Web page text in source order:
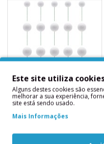
Conjunto 20 Esferas
diferentes tamanhos.As
Este site utiliza
Alguns destes cookies são
melhorar a sua experiência,
site está sendo usado.
Mais Informações